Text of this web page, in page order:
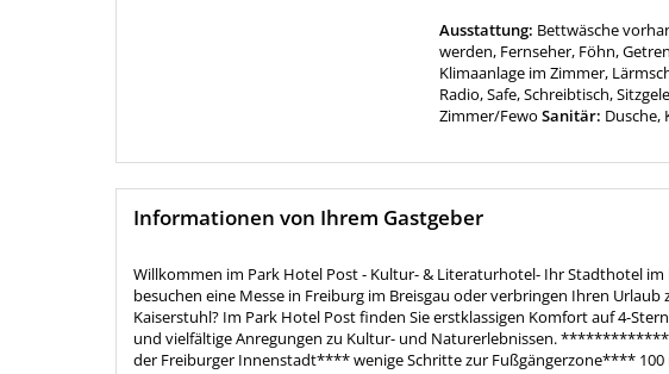
Ausstattung: Bettwäsche
werden, Fernseher, Föhn,
Klimaanlage im Zimmer,
Radio, Safe, Schreibtisch,
Zimmer/Fewo Sanitär: Dusche,
Informationen von Ihrem Gastgeber
Willkommen im Park Hotel Post - Kultur- & Literaturhotel- Ihr Stadthotel im
besuchen eine Messe in Freiburg im Breisgau oder verbringen Ihren
Kaiserstuhl? Im Park Hotel Post finden Sie erstklassigen Komfort auf 4-
und vielfältige Anregungen zu Kultur- und Naturerlebnissen.
der Freiburger Innenstadt**** wenige Schritte zur Fußgängerzone****